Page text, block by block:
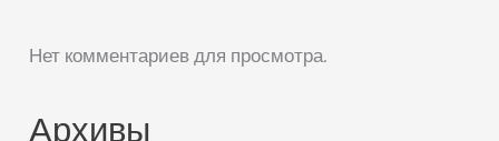
Нет комментариев для просмотра.
Архивы